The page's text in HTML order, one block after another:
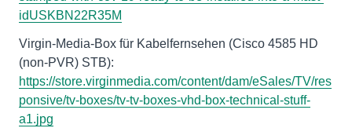
idUSKBN22R35M
Virgin-Media-Box für Kabelfernsehen (Cisco 4585 HD
(non-PVR) STB):
https://store.virginmedia.com/content/dam/eSales/TV/res
ponsive/tv-boxes/tv-tv-boxes-vhd-box-technical-stuff-
a1.jpg